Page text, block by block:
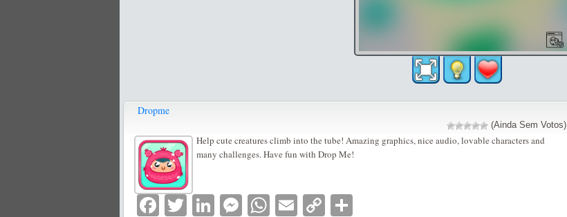
Dropme
(Ainda Sem Votos)
Help cute creatures climb into the tube! Amazing graphics, nice audio, lovable characters and
many challenges. Have fun with Drop Me!
Facebook
TwitterLinkedIn
Messenger
WhatsApp
EmailCopy